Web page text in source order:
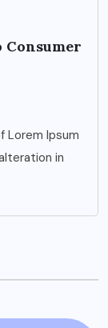
Lorem Ipsum
in